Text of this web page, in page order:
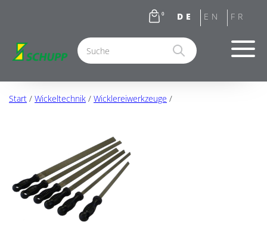
0
Start / Wickeltechnik / Wicklereiwerkzeuge /